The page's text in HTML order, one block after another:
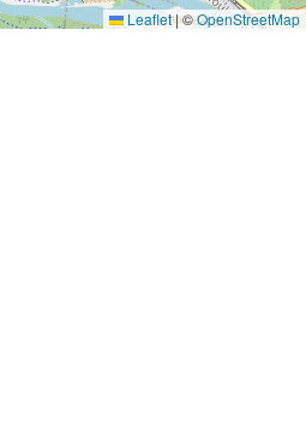
Leaflet|©OpenStreetMap